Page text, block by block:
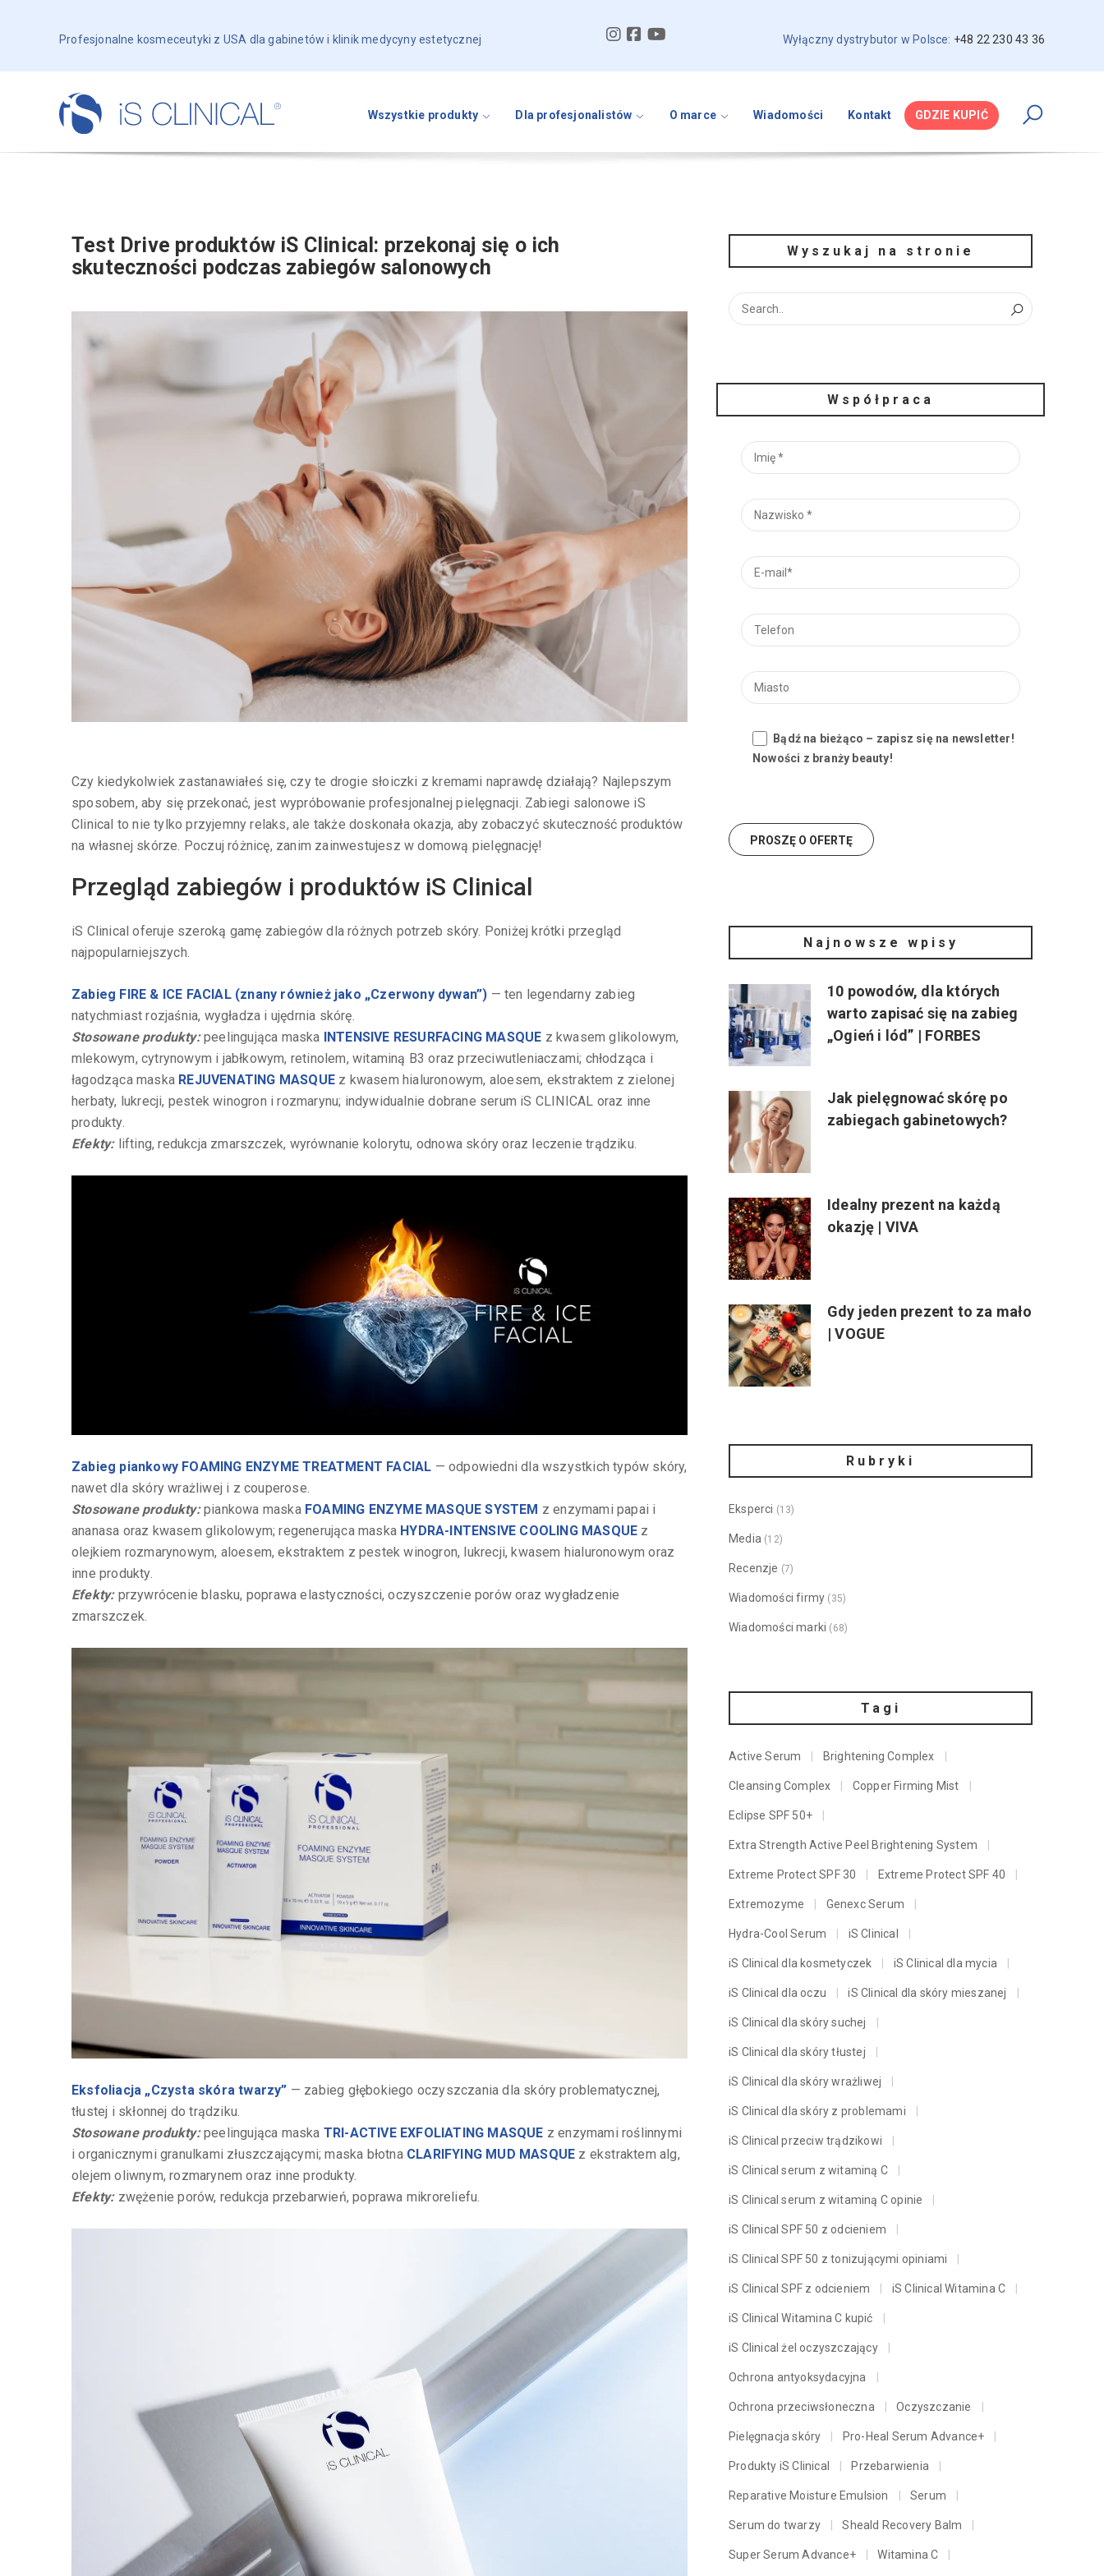
Profesjonalne kosmeceutyki z USA dla gabinetów i klinik medycyny estetycznej Wyłączny dystrybutor w Polsce: +48 22 230 43 36
Wszystkie produkty Dla profesjonalistów O marce Wiadomości Kontakt GDZIE KUPIĆ
Test Drive produktów iS Clinical: przekonaj się o ich
skuteczności podczas zabiegów salonowych
Czy kiedykolwiek zastanawiałeś się, czy te drogie słoiczki z kremami naprawdę działają? Najlepszym
sposobem, aby się przekonać, jest wypróbowanie profesjonalnej pielęgnacji. Zabiegi salonowe iS
Clinical to nie tylko przyjemny relaks, ale także doskonała okazja, aby zobaczyć skuteczność produktów
na własnej skórze. Poczuj różnicę, zanim zainwestujesz w domową pielęgnację!
Przegląd zabiegów i produktów iS Clinical
iS Clinical oferuje szeroką gamę zabiegów dla różnych potrzeb skóry. Poniżej krótki przegląd
najpopularniejszych.
Zabieg FIRE & ICE FACIAL (znany również jako „Czerwony dywan”) — ten legendarny zabieg
natychmiast rozjaśnia, wygładza i ujędrnia skórę.
Stosowane produkty:peelingująca maska INTENSIVE RESURFACING MASQUE z kwasem glikolowym,
mlekowym, cytrynowym i jabłkowym, retinolem, witaminą B3 oraz przeciwutleniaczami; chłodząca i
łagodząca maska REJUVENATING MASQUE z kwasem hialuronowym, aloesem, ekstraktem z zielonej
herbaty, lukrecji, pestek winogron i rozmarynu; indywidualnie dobrane serum iS CLINICAL oraz inne
produkty.
Efekty:lifting, redukcja zmarszczek, wyrównanie kolorytu, odnowa skóry oraz leczenie trądziku.
Zabieg piankowy FOAMING ENZYME TREATMENT FACIAL — odpowiedni dla wszystkich typów skóry,
nawet dla skóry wrażliwej i z couperose.
Stosowane produkty:piankowa maska FOAMING ENZYME MASQUE SYSTEM z enzymami papai i
ananasa oraz kwasem glikolowym; regenerująca maska HYDRA-INTENSIVE COOLING MASQUE z
olejkiem rozmarynowym, aloesem, ekstraktem z pestek winogron, lukrecji, kwasem hialuronowym oraz
inne produkty.
Efekty:przywrócenie blasku, poprawa elastyczności, oczyszczenie porów oraz wygładzenie
zmarszczek.
Eksfoliacja „Czysta skóra twarzy” — zabieg głębokiego oczyszczania dla skóry problematycznej,
tłustej i skłonnej do trądziku.
Stosowane produkty:peelingująca maska TRI-ACTIVE EXFOLIATING MASQUE z enzymami roślinnymi
i organicznymi granulkami złuszczającymi; maska błotna CLARIFYING MUD MASQUE z ekstraktem alg,
olejem oliwnym, rozmarynem oraz inne produkty.
Efekty:zwężenie porów, redukcja przebarwień, poprawa mikroreliefu.
Wyszukaj na stronie
Współpraca
Bądź na bieżąco – zapisz się na newsletter!
Nowości z branży beauty!
Najnowsze wpisy
10 powodów, dla których
warto zapisać się na zabieg
„Ogień i lód” | FORBES
Jak pielęgnować skórę po
zabiegach gabinetowych?
Idealny prezent na każdą
okazję | VIVA
Gdy jeden prezent to za mało
| VOGUE
Rubryki
Eksperci (13)
Media (12)
Recenzje (7)
Wiadomości firmy (35)
Wiadomości marki (68)
Tagi
Active Serum Brightening Complex
Cleansing Complex Copper Firming Mist
Eclipse SPF 50+
Extra Strength Active Peel Brightening System
Extreme Protect SPF 30 Extreme Protect SPF 40
Extremozyme Genexc Serum
Hydra-Cool Serum iS Clinical
iS Clinical dla kosmetyczek iS Clinical dla mycia
iS Clinical dla oczu iS Clinical dla skóry mieszanej
iS Clinical dla skóry suchej
iS Clinical dla skóry tłustej
iS Clinical dla skóry wrażliwej
iS Clinical dla skóry z problemami
iS Clinical przeciw trądzikowi
iS Clinical serum z witaminą C
iS Clinical serum z witaminą C opinie
iS Clinical SPF 50 z odcieniem
iS Clinical SPF 50 z tonizującymi opiniami
iS Clinical SPF z odcieniem iS Clinical Witamina C
iS Clinical Witamina C kupić
iS Clinical żel oczyszczający
Ochrona antyoksydacyjna
Ochrona przeciwsłoneczna Oczyszczanie
Pielęgnacja skóry Pro-Heal Serum Advance+
Produkty iS Clinical Przebarwienia
Reparative Moisture Emulsion Serum
Serum do twarzy Sheald Recovery Balm
Super Serum Advance+ Witamina C